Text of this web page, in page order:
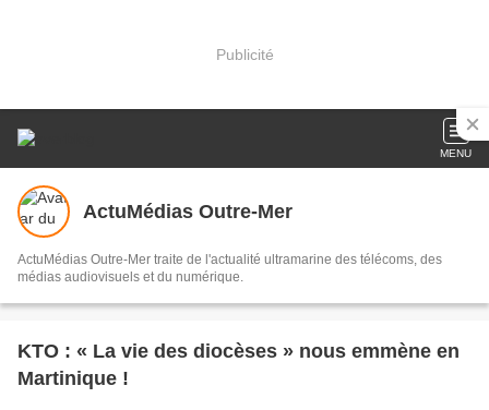
Publicité
MENU
ActuMédias Outre-Mer
ActuMédias Outre-Mer traite de l'actualité ultramarine des télécoms, des
médias audiovisuels et du numérique.
KTO : « La vie des diocèses » nous emmène en
Martinique !